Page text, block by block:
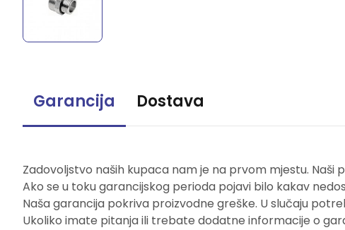
Garancija Dostava
Zadovoljstvo naših kupaca nam je na prvom mjestu.
Ako se u toku garancijskog perioda pojavi bilo kakav
Naša garancija pokriva proizvodne greške. U slučaju
Ukoliko imate pitanja ili trebate dodatne informacije o